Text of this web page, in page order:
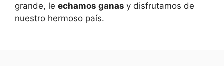
grande, le echamos ganas y disfrutamos de
nuestro hermoso país.